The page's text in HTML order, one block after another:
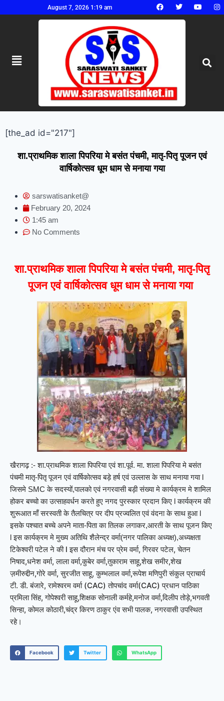
August 7, 2026 1:19 am
[the_ad id="217"]
शा.प्राथमिक शाला पिपरिया मे बसंत पंचमी, मातृ-पितृ पूजन एवं
वार्षिकोत्सव धूम धाम से मनाया गया
sarswatisanket@
February 20, 2024
1:45 am
No Comments
शा.प्राथमिक शाला पिपरिया मे बसंत पंचमी, मातृ-पितृ
पूजन एवं वार्षिकोत्सव धूम धाम से मनाया गया
खैरागढ़ :- शा.प्राथमिक शाला पिपरिया एवं शा.पूर्व. मा. शाला पिपरिया मे बसंत
पंचमी मातृ-पितृ पूजन एवं वार्षिकोत्सव बड़े हर्ष एवं उल्लास के साथ मनाया गया l
जिसमे SMC के सदस्यों,पालको एवं नगरवासी बड़ी संख्या मे कार्यक्रम मे शामिल
होकर बच्चो का उत्साहवर्धन करते हुए नगद पुरस्कार प्रदान किए l कार्यक्रम की
शुरूआत माँ सरस्वती के तैलचित्र पर दीप प्रज्वलित एवं वंदना के साथ हुआ l
इसके पश्चात बच्चे अपने माता-पिता का तिलक लगाकर,आरती के साथ पूजन किए
l इस कार्यक्रम मे मुख्य अतिथि शैलेन्द्र वर्मा(नगर पालिका अध्यक्ष),अध्यक्षता
टिकेश्वरी पटेल ने की l इस दौरान मंच पर प्रेम वर्मा, गिरवर पटेल, चेतन
निषाद,धनेश वर्मा, लाला वर्मा,कुबेर वर्मा,तुकाराम साहू,शेख समीर,शेख
ज़मीरुद्दीन,गोरे वर्मा, सुरजीत साहू, कुम्भलाल वर्मा,रूपेश मणिपुरी संकुल प्राचार्य
टी. डी. बंजारे, रामेश्वरम वर्मा (CAC) तोपचांद वर्मा(CAC) प्रधान पाठिका
प्रमिला सिंह, गोपेश्वरी साहू,शिक्षक सोनाली कर्महे,मनोज वर्मा,दिलीप तोड़े,भगवती
सिन्हा, कोमल कोठारी,चंद्र किरण ठाकुर एंव सभी पालक, नगरवासी उपस्थित
रहे।
Facebook Twitter WhatsApp